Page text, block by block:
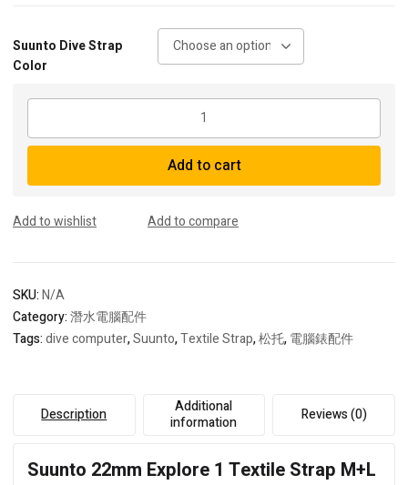
Suunto Dive Strap
Color
Suunto
Explore
Textile
M+L
Add to cart
Add to wishlist Add to compare
SKU:N/A
Category:潛水電腦配件
Tags:dive computer,Suunto,Textile Strap,松托,電腦錶配件
Description
Additional
information
Reviews (0)
Suunto 22mm Explore 1 Textile Strap M+L